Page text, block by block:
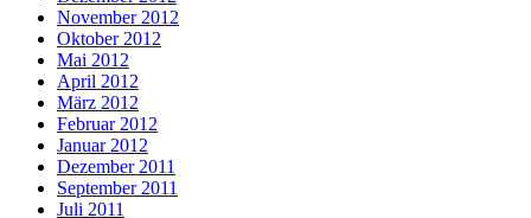
November 2012
Oktober 2012
Mai 2012
April 2012
März 2012
Februar 2012
Januar 2012
Dezember 2011
September 2011
Juli 2011